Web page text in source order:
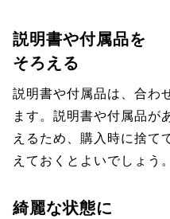
説明書や付属品を
そろえる
説明書や付属品は、合わ
ます。説明書や付属品が
えるため、購入時に捨て
えておくとよいでしょう。
綺麗な状態に